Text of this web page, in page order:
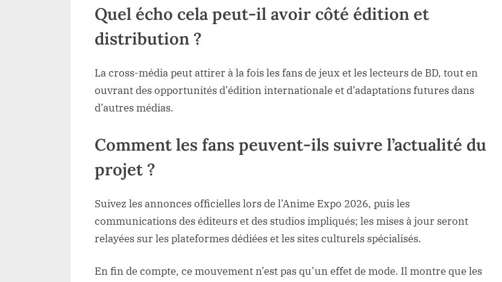
Quel écho cela peut-il avoir côté édition et
distribution ?
La cross-média peut attirer à la fois les fans de jeux et les lecteurs de BD, tout en
ouvrant des opportunités d’édition internationale et d’adaptations futures dans
d’autres médias.
Comment les fans peuvent-ils suivre l’actualité du
projet ?
Suivez les annonces officielles lors de l’Anime Expo 2026, puis les
communications des éditeurs et des studios impliqués; les mises à jour seront
relayées sur les plateformes dédiées et les sites culturels spécialisés.
En fin de compte, ce mouvement n’est pas qu’un effet de mode. Il montre que les